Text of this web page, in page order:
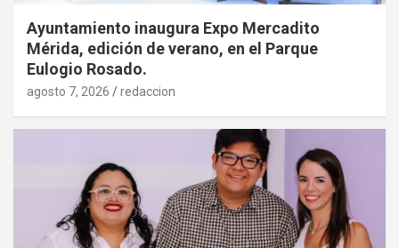
Ayuntamiento inaugura Expo Mercadito
Mérida, edición de verano, en el Parque
Eulogio Rosado.
agosto 7, 2026 redaccion